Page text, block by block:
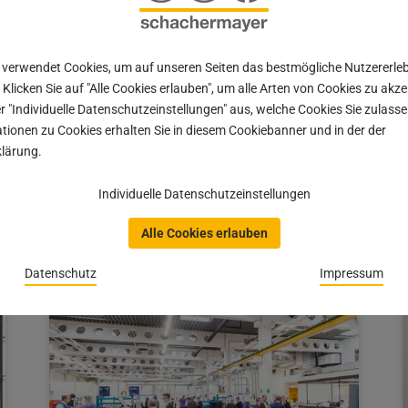
verwendet Cookies, um auf unseren Seiten das bestmögliche
Sie auf "Alle Cookies erlauben", um alle Arten von Cookies zu
"Individuelle Datenschutzeinstellungen" aus, welche Cookies Sie
zu Cookies erhalten Sie in diesem Cookiebanner und in der der
Individuelle Datenschutzeinstellungen
Alle Cookies erlauben
Datenschutz Impressum
Tischlerei Böhm: Das neue Parlament
#PRAXIS | Die Renovierung der altehrwürdigen
Hallen des österreichischen Parlaments hat einige
veröffentlicht
am:
27.03.2023